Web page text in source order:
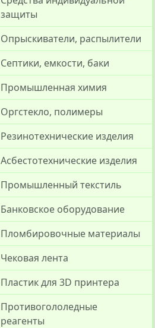
защиты
Опрыскиватели, распылители
Септики, емкости, баки
Промышленная химия
Оргстекло, полимеры
Резинотехнические изделия
Асбестотехнические изделия
Промышленный текстиль
Банковское оборудование
Пломбировочные материалы
Чековая лента
Пластик для 3D принтера
Противогололедные
реагенты